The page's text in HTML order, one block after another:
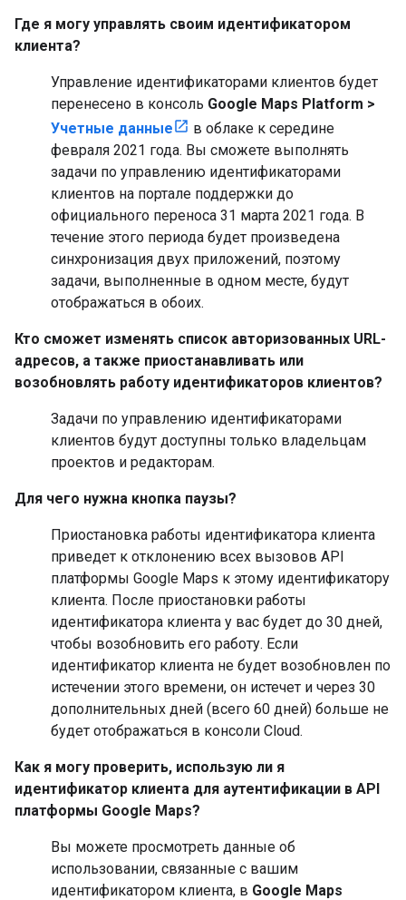
Где я могу управлять своим идентификатором
клиента?
Управление идентификаторами клиентов будет
перенесено в консоль Google Maps Platform >
Учетные данные
в облаке к середине
февраля 2021 года. Вы сможете выполнять
задачи по управлению идентификаторами
клиентов на портале поддержки до
официального переноса 31 марта 2021 года. В
течение этого периода будет произведена
синхронизация двух приложений, поэтому
задачи, выполненные в одном месте, будут
отображаться в обоих.
Кто сможет изменять список авторизованных URL-
адресов, а также приостанавливать или
возобновлять работу идентификаторов клиентов?
Задачи по управлению идентификаторами
клиентов будут доступны только владельцам
проектов и редакторам.
Для чего нужна кнопка паузы?
Приостановка работы идентификатора клиента
приведет к отклонению всех вызовов API
платформы Google Maps к этому идентификатору
клиента. После приостановки работы
идентификатора клиента у вас будет до 30 дней,
чтобы возобновить его работу. Если
идентификатор клиента не будет возобновлен по
истечении этого времени, он истечет и через 30
дополнительных дней (всего 60 дней) больше не
будет отображаться в консоли Cloud.
Как я могу проверить, использую ли я
идентификатор клиента для аутентификации в API
платформы Google Maps?
Вы можете просмотреть данные об
использовании, связанные с вашим
идентификатором клиента, в Google Maps